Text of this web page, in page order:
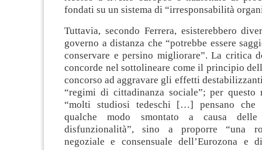
fondati su un sistema di “irresponsabilità
Tuttavia, secondo Ferrera, esisterebbero
governo a distanza che “potrebbe essere
conservare e persino migliorare”. La critica
concorde nel sottolineare come il principio
concorso ad aggravare gli effetti
“regimi di cittadinanza sociale”; per questo
“molti studiosi tedeschi […] pensano che
qualche modo smontato a causa delle
disfunzionalità”, sino a proporre “una
negoziale e consensuale dell’Eurozona e